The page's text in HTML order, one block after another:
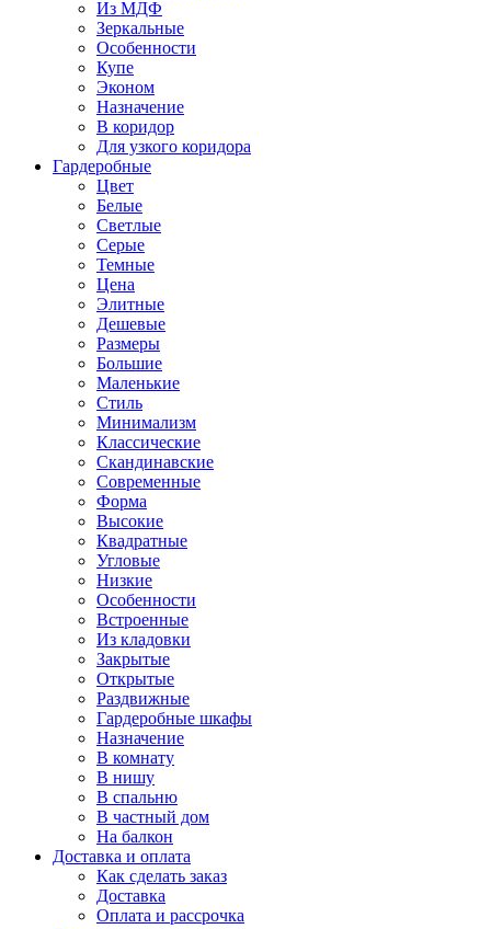
Из МДФ
Зеркальные
Особенности
Купе
Эконом
Назначение
В коридор
Для узкого коридора
Гардеробные
Цвет
Белые
Светлые
Серые
Темные
Цена
Элитные
Дешевые
Размеры
Большие
Маленькие
Стиль
Минимализм
Классические
Скандинавские
Современные
Форма
Высокие
Квадратные
Угловые
Низкие
Особенности
Встроенные
Из кладовки
Закрытые
Открытые
Раздвижные
Гардеробные шкафы
Назначение
В комнату
В нишу
В спальню
В частный дом
На балкон
Доставка и оплата
Как сделать заказ
Доставка
Оплата и рассрочка